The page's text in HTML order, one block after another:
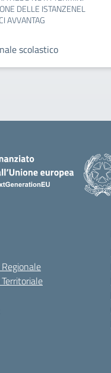
DELLE ISTANZENEL
AVVANTAG
scolastico